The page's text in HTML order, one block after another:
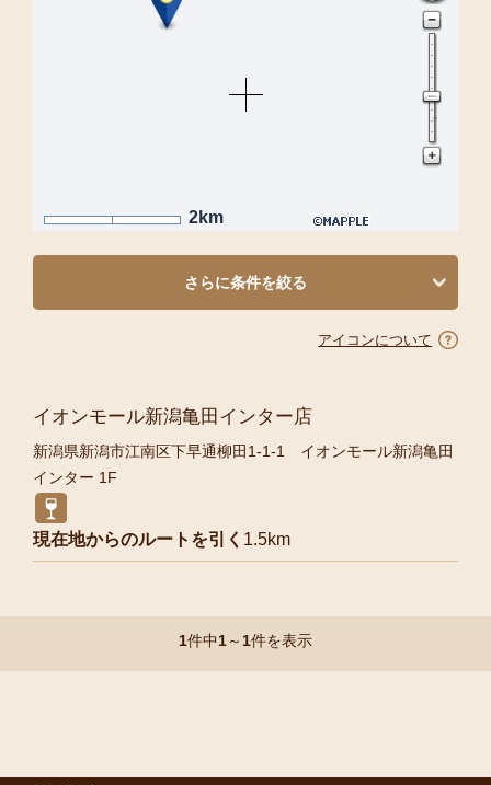
2km
さらに条件を絞る
アイコンについて
イオンモール新潟亀田インター店
新潟県新潟市江南区下早通柳田1-1-1 イオンモール新潟亀田
インター 1F
現在地からのルートを引く 1.5km
1件中1～1件を表示